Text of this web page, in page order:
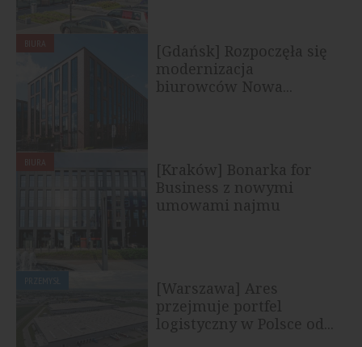
[Gdańsk] Rozpoczęła się
modernizacja
biurowców Nowa...
[Kraków] Bonarka for
Business z nowymi
umowami najmu
[Warszawa] Ares
przejmuje portfel
logistyczny w Polsce od...